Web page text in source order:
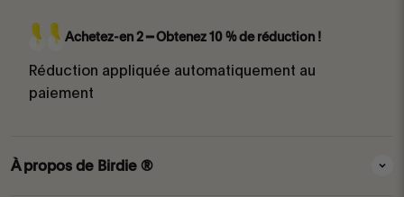
Achetez-en 2 ━ Obtenez 10 % de réduction !
Réduction appliquée automatiquement au
paiement
À propos de Birdie ®